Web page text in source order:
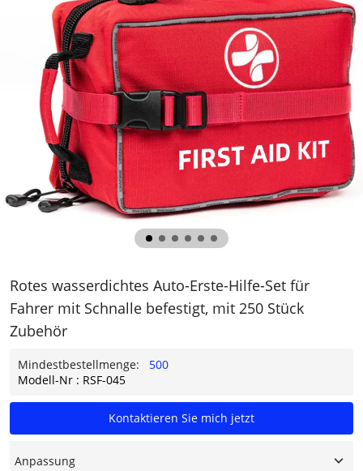
Rotes wasserdichtes Auto-Erste-Hilfe-Set für
Fahrer mit Schnalle befestigt, mit 250 Stück
Zubehör
Mindestbestellmenge:
500
Modell-Nr : RSF-045
Kontaktieren Sie mich jetzt
Anpassung